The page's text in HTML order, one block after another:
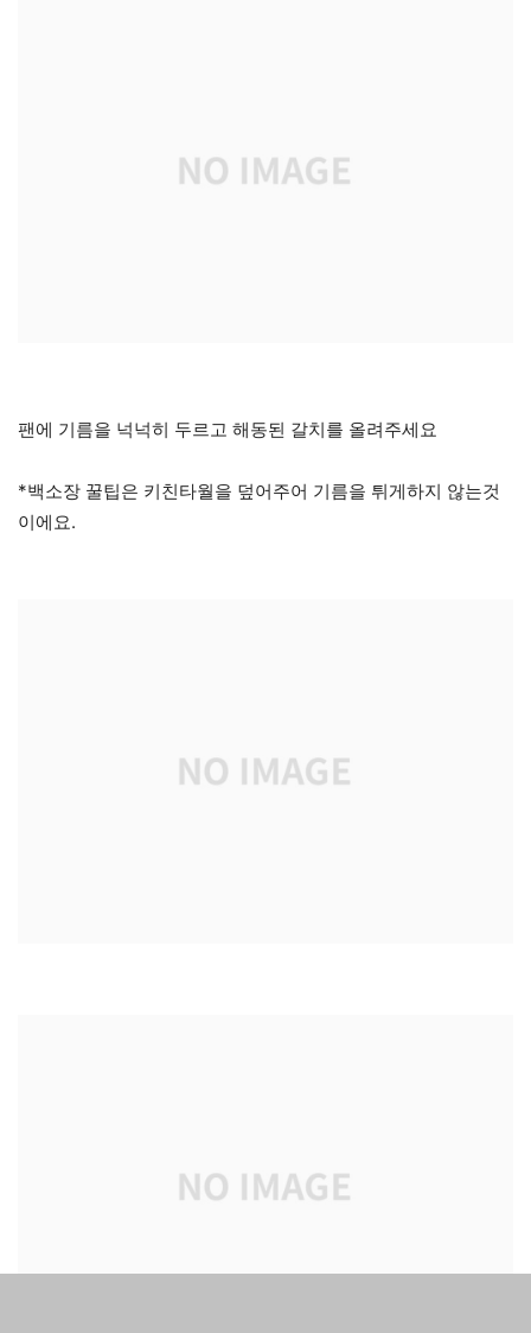
팬에 기름을 넉넉히 두르고 해동된 갈치를 올려주세요
*백소장 꿀팁은 키친타월을 덮어주어 기름을 튀게하지 않는것
이에요.